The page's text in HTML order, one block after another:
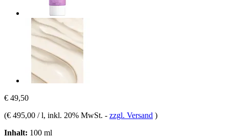
€ 49,50
(€ 495,00 / l, inkl. 20% MwSt. - zzgl. Versand )
Inhalt: 100 ml